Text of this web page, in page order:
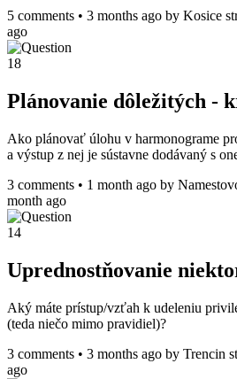
5 comments • 3 months ago by Kosice
ago
18
Plánovanie dôležitých -
Ako plánovať úlohu v harmonograme
a výstup z nej je sústavne dodávaný s
3 comments • 1 month ago by
month ago
14
Uprednostňovanie
Aký máte prístup/vzťah k udeleniu
(teda niečo mimo pravidiel)?
3 comments • 3 months ago by Trencin
ago